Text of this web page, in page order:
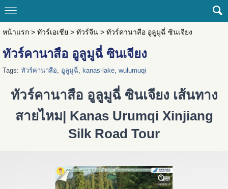
หน้าแรก> ทัวร์เอเชีย > ทัวร์จีน> ทัวร์คานาสือ อูลูมูฉี่ ซินเจียง
ทัวร์คานาสือ อูลูมูฉี่ ซินเจียง
Tags: ทัวร์คานาสือ, อูลูมูฉี่, kanas-lake, wulumuqi
ทัวร์คานาสือ อูลูมูฉี่ ซินเจียง เส้นทาง
สายไหม| Kanas Urumqi Xinjiang
Silk Road Tour